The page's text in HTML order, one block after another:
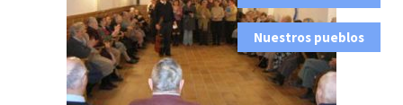
,
Nuestros pueblos